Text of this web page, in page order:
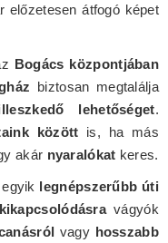
előzetesen átfogó képet
Bogács központjában
biztosan megtalálja
lehetőséget.
között is, ha más
akár nyaralókat keres.
legnépszerűbb úti
kikapcsolódásravágyók
vagy hosszabb